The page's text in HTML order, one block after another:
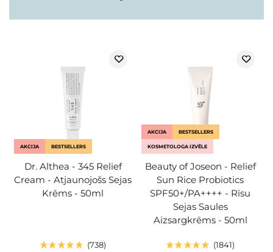
AKCIJA BESTSELLERS
Dr. Althea - 345 Relief
Cream - Atjaunojošs Sejas
Krēms - 50ml
738
AKCIJA BESTSELLERS
KOSMETOLOGA IZVĒLE
Beauty of Joseon - Relief
Sun Rice Probiotics
SPF50+/PA++++ - Rīsu
Sejas Saules
Aizsargkrēms - 50ml
1841